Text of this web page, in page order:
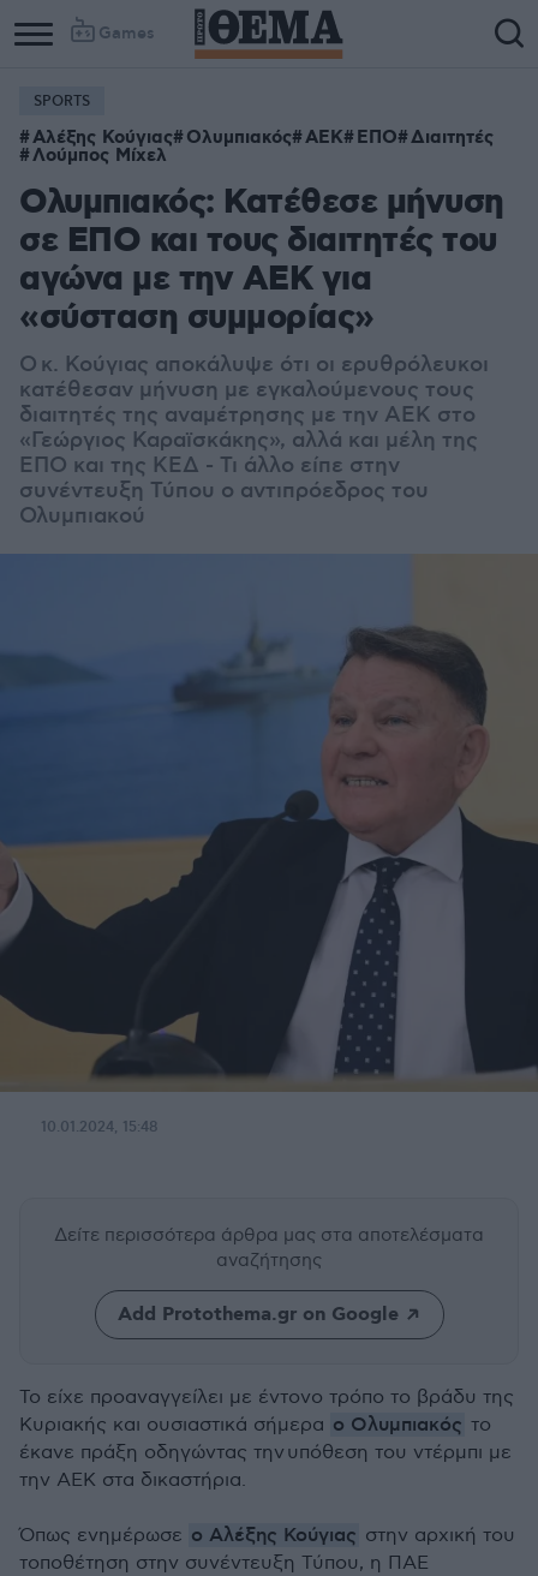
Games
SPORTS
Αλέξης Κούγιας Ολυμπιακός ΑΕΚ ΕΠΟ Διαιτητές
Λούμπος Μίχελ
Ολυμπιακός: Κατέθεσε μήνυση
σε ΕΠΟ και τους διαιτητές του
αγώνα με την ΑΕΚ για
«σύσταση συμμορίας»
Ο κ. Κούγιας αποκάλυψε ότι οι ερυθρόλευκοι
κατέθεσαν μήνυση με εγκαλούμενους τους
διαιτητές της αναμέτρησης με την ΑΕΚ στο
«Γεώργιος Καραϊσκάκης», αλλά και μέλη της
ΕΠΟ και της ΚΕΔ - Τι άλλο είπε στην
συνέντευξη Τύπου ο αντιπρόεδρος του
Ολυμπιακού
10.01.2024, 15:48
Δείτε περισσότερα άρθρα μας στα αποτελέσματα
αναζήτησης
Add Protothema.gr on Google
Το είχε προαναγγείλει με έντονο τρόπο το βράδυ της
Κυριακής και ουσιαστικά σήμερα ο Ολυμπιακός το
έκανε πράξη οδηγώντας την υπόθεση του ντέρμπι με
την ΑΕΚ στα δικαστήρια.
Όπως ενημέρωσε ο Αλέξης Κούγιας στην αρχική του
τοποθέτηση στην συνέντευξη Τύπου, η ΠΑΕ